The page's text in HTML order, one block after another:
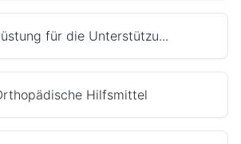
für die Unterstützu...
Hilfsmittel